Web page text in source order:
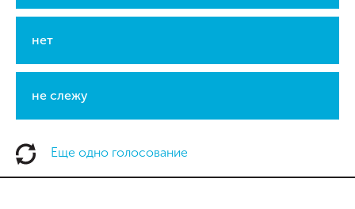
нет
не слежу
Еще одно голосование